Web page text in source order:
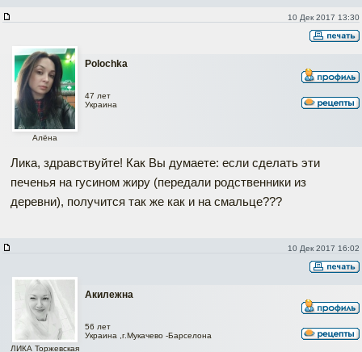
10 Дек 2017 13:30
Polochka
Алёна
47 лет
Украина
Лика, здравствуйте! Как Вы думаете: если сделать эти
печенья на гусином жиру (передали родственники из
деревни), получится так же как и на смальце???
10 Дек 2017 16:02
Акилежна
ЛИКА Торжевская
56 лет
Украина ,г.Мукачево -Барселона